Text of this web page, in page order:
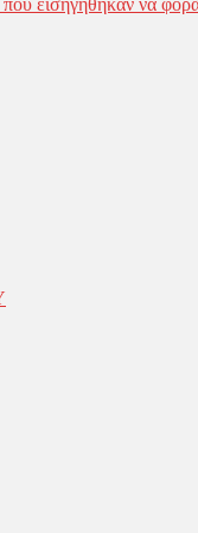
πού εἰσηγήθηκαν νά